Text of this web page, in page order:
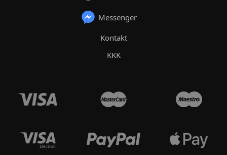
Messenger
Kontakt
KKK